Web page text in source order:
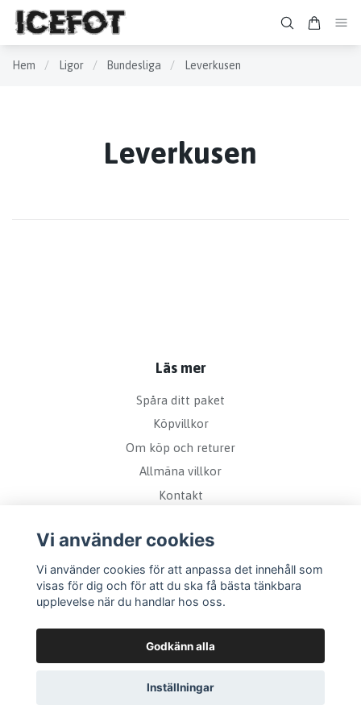
Hem / Ligor / Bundesliga / Leverkusen
Leverkusen
Läs mer
Spåra ditt paket
Köpvillkor
Om köp och returer
Allmäna villkor
Kontakt
Vi använder cookies
Vi använder cookies för att anpassa det innehåll som
visas för dig och för att du ska få bästa tänkbara
upplevelse när du handlar hos oss.
Godkänn alla
Inställningar